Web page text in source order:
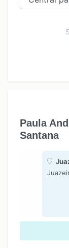
Paula
Santana